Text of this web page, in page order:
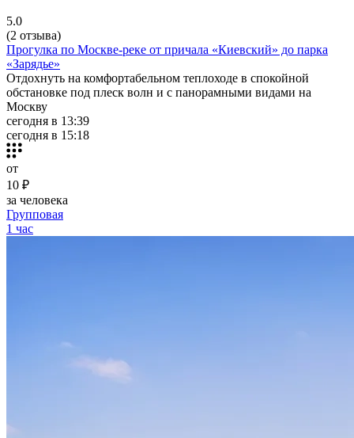
5.0
(2 отзыва)
Прогулка по Москве-реке от причала «Киевский» до парка
«Зарядье»
Отдохнуть на комфортабельном теплоходе в спокойной
обстановке под плеск волн и с панорамными видами на
Москву
сегодня в 13:39
сегодня в 15:18
от
10 ₽
за человека
Групповая
1 час